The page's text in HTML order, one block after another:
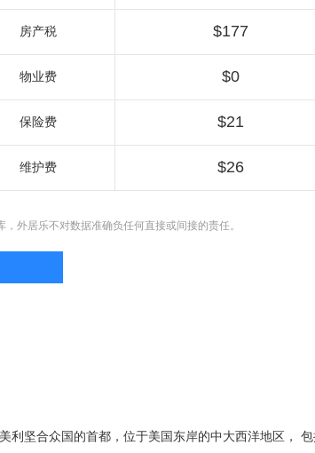
房产税 $177
物业费 $0
保险费 $21
维护费 $26
外居乐不对数据准确负任何直接或间接的责任。
利坚合众国的首都，位于美国东岸的中大西洋地区，